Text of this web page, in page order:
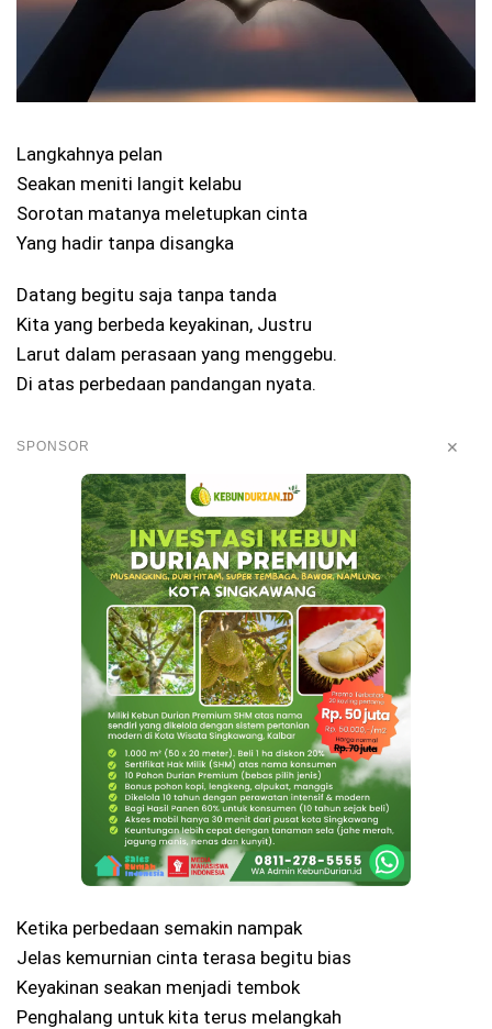
Langkahnya pelan
Seakan meniti langit kelabu
Sorotan matanya meletupkan cinta
Yang hadir tanpa disangka
Datang begitu saja tanpa tanda
Kita yang berbeda keyakinan, Justru
Larut dalam perasaan yang menggebu.
Di atas perbedaan pandangan nyata.
SPONSOR ✕
Ketika perbedaan semakin nampak
Jelas kemurnian cinta terasa begitu bias
Keyakinan seakan menjadi tembok
Penghalang untuk kita terus melangkah